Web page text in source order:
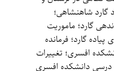
گارد شاهنشاهی‌‌؛
گارد‌؛ ماموریت
گارد‌؛ فرمانده
افسری‌‌؛ تغییرات
درسی دانشکده افسری